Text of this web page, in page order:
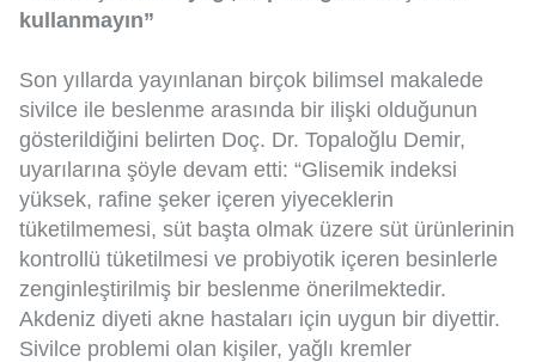
kullanmayın”
Son yıllarda yayınlanan birçok bilimsel makalede
sivilce ile beslenme arasında bir ilişki olduğunun
gösterildiğini belirten Doç. Dr. Topaloğlu Demir,
uyarılarına şöyle devam etti: “Glisemik indeksi
yüksek, rafine şeker içeren yiyeceklerin
tüketilmemesi, süt başta olmak üzere süt ürünlerinin
kontrollü tüketilmesi ve probiyotik içeren besinlerle
zenginleştirilmiş bir beslenme önerilmektedir.
Akdeniz diyeti akne hastaları için uygun bir diyettir.
Sivilce problemi olan kişiler, yağlı kremler